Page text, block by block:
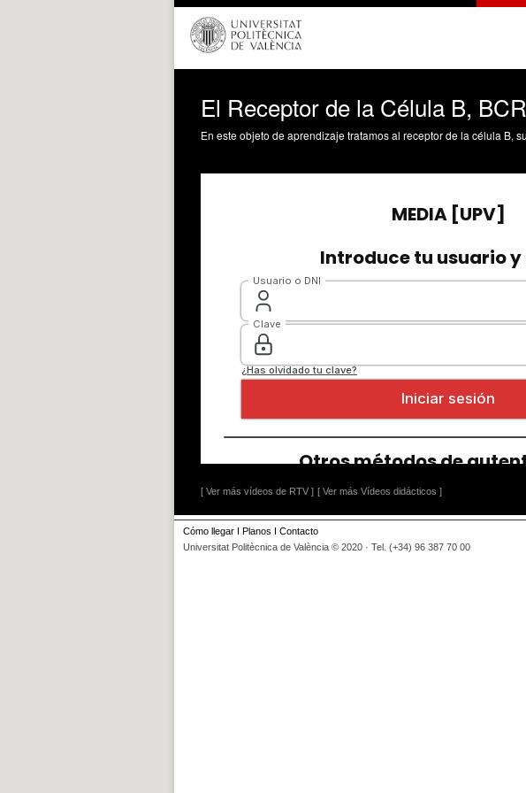
El Receptor de la Célula B, BCR
[ Ver más vídeos de RTV ] [ Ver más Vídeos didácticos ]
Cómo llegar I Planos I Contacto
Universitat Politècnica de València © 2020 · Tel. (+34) 96 387 70 00